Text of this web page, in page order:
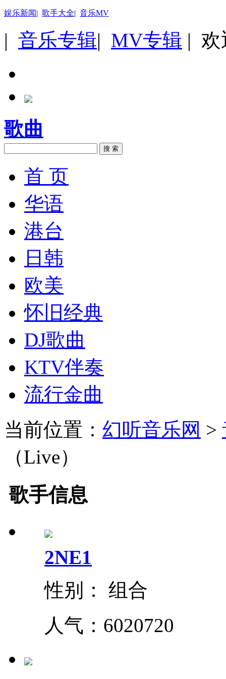
娱乐新闻| 歌手大全| 音乐MV
| 音乐专辑| MV专辑 | 欢
歌曲
搜 索
首 页
华语
港台
日韩
欧美
怀旧经典
DJ歌曲
KTV伴奏
流行金曲
当前位置： 幻听音乐网 >
（Live）
歌手信息
2NE1
性别： 组合
人气： 6020720